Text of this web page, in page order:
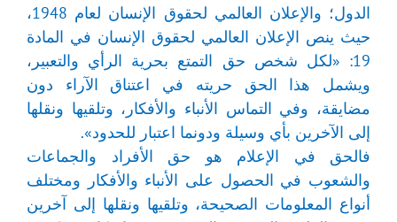
الدول؛ والإعلان العالمي لحقوق الإنسان لعام 1948،
حيث ينص الإعلان العالمي لحقوق الإنسان في المادة
19: «لكل شخص حق التمتع بحرية الرأي والتعبير،
ويشمل هذا الحق حريته في اعتناق الآراء دون
مضايقة، وفي التماس الأنباء والأفكار، وتلقيها ونقلها
إلى الآخرين بأي وسيلة ودونما اعتبار للحدود».
فالحق في الإعلام هو حق الأفراد والجماعات
والشعوب في الحصول على الأنباء والأفكار ومختلف
أنواع المعلومات الصحيحة، وتلقيها ونقلها إلى آخرين